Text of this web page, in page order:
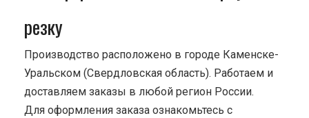
резку
Производство расположено в городе Каменске-
Уральском (Свердловская область). Работаем и
доставляем заказы в любой регион России.
Для оформления заказа ознакомьтесь с